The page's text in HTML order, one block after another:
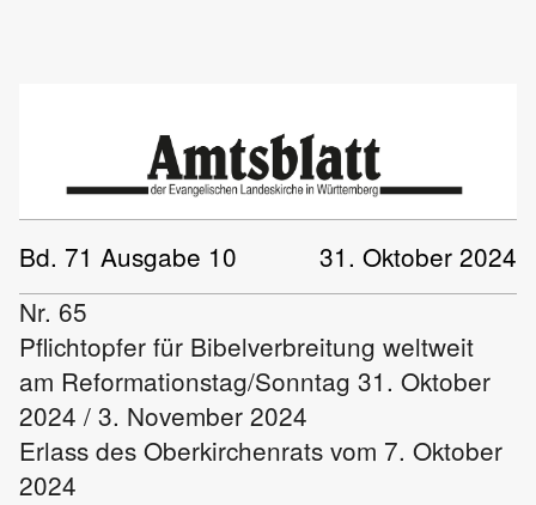
Bd. 71 Ausgabe 10
31. Oktober 2024
Nr. 65
Pflichtopfer für Bibelverbreitung weltweit
am Reformationstag/Sonntag 31. Oktober
2024 / 3. November 2024
Erlass des Oberkirchenrats vom 7. Oktober
2024